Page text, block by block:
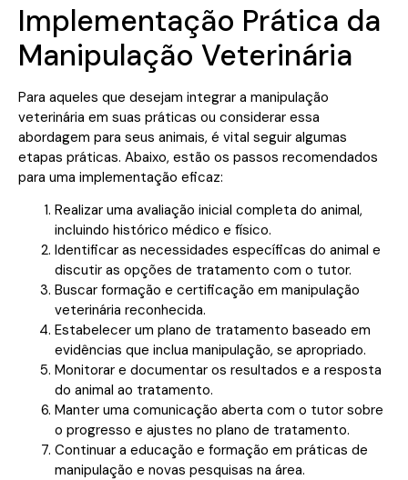
Implementação Prática da
Manipulação Veterinária
Para aqueles que desejam integrar a manipulação
veterinária em suas práticas ou considerar essa
abordagem para seus animais, é vital seguir algumas
etapas práticas. Abaixo, estão os passos recomendados
para uma implementação eficaz:
Realizar uma avaliação inicial completa do animal,
incluindo histórico médico e físico.
Identificar as necessidades específicas do animal e
discutir as opções de tratamento com o tutor.
Buscar formação e certificação em manipulação
veterinária reconhecida.
Estabelecer um plano de tratamento baseado em
evidências que inclua manipulação, se apropriado.
Monitorar e documentar os resultados e a resposta
do animal ao tratamento.
Manter uma comunicação aberta com o tutor sobre
o progresso e ajustes no plano de tratamento.
Continuar a educação e formação em práticas de
manipulação e novas pesquisas na área.